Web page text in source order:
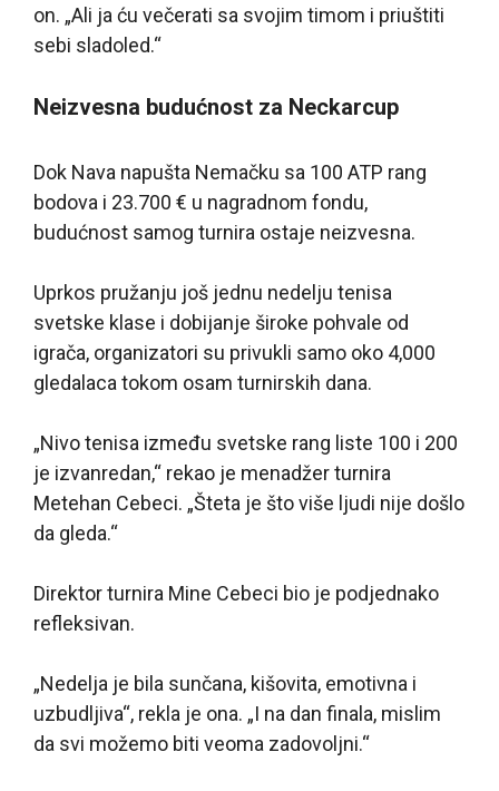
on. „Ali ja ću večerati sa svojim timom i priuštiti
sebi sladoled.“
Neizvesna budućnost za Neckarcup
Dok Nava napušta Nemačku sa 100 ATP rang
bodova i 23.700 € u nagradnom fondu,
budućnost samog turnira ostaje neizvesna.
Uprkos pružanju još jednu nedelju tenisa
svetske klase i dobijanje široke pohvale od
igrača, organizatori su privukli samo oko 4,000
gledalaca tokom osam turnirskih dana.
„Nivo tenisa između svetske rang liste 100 i 200
je izvanredan,“ rekao je menadžer turnira
Metehan Cebeci. „Šteta je što više ljudi nije došlo
da gleda.“
Direktor turnira Mine Cebeci bio je podjednako
refleksivan.
„Nedelja je bila sunčana, kišovita, emotivna i
uzbudljiva“, rekla je ona. „I na dan finala, mislim
da svi možemo biti veoma zadovoljni.“